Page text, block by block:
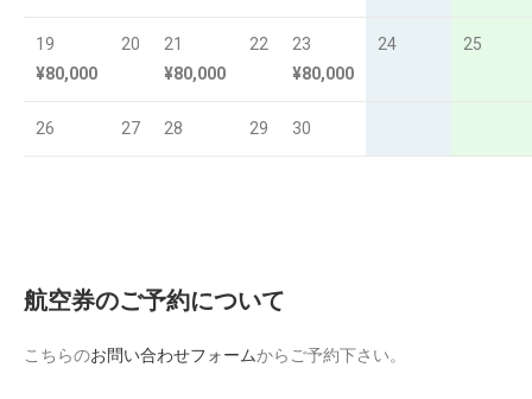
19
¥80,000
20
21
¥80,000
22
23
¥80,000
24 25
26 27 28 29 30
航空券のご予約について
こちらのお問い合わせフォームからご予約下さい。